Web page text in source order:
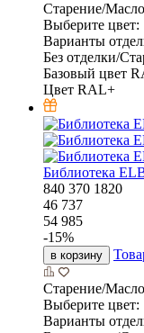
Старение/
Выберите цвет:
Варианты
Без отделки/
Базовый цвет
Цвет RAL+
Библиотека
840 370 1820
46 737
54 985
-15%
в корзину
Старение/
Выберите цвет:
Варианты